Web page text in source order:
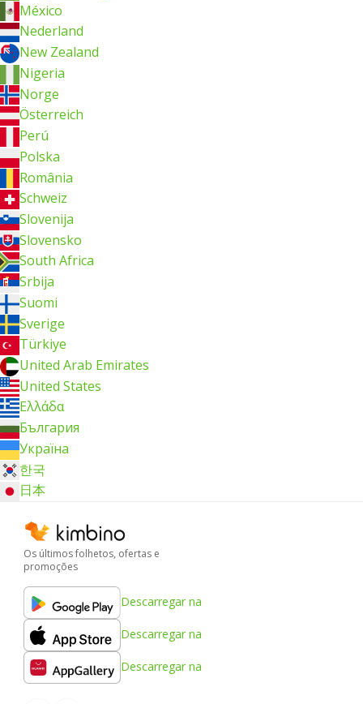
México
Nederland
New Zealand
Nigeria
Norge
Österreich
Perú
Polska
România
Schweiz
Slovenija
Slovensko
South Africa
Srbija
Suomi
Sverige
Türkiye
United Arab Emirates
United States
Ελλάδα
България
Україна
한국
日本
Os últimos folhetos, ofertas e
promoções
Descarregar na
Descarregar na
Descarregar na